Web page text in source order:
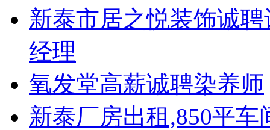
新泰市居之悦装饰诚
经理
氧发堂高薪诚聘染养师
新泰厂房出租,850平